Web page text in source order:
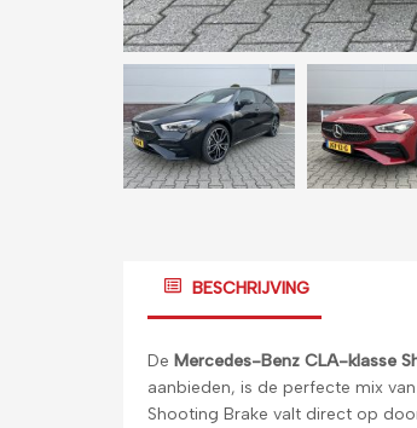
BESCHRIJVING
De Mercedes-Benz CLA-klasse
aanbieden, is de perfecte mix
Shooting Brake valt direct op